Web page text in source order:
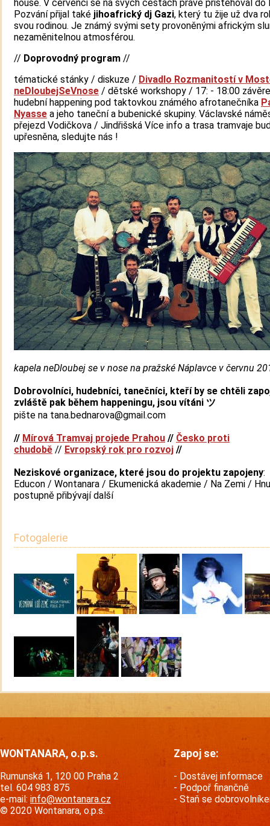
house. V červenci se na svých cestách právě přistěhoval do
Pozvání přijal také jihoafrický dj Gazi, který tu žije už dva
svou rodinou. Je známý svými sety provoněnými africkým
nezaměnitelnou atmosférou.
// Doprovodný program //
tématické stánky / diskuze / Divadlo Rozmanitostí v
neDloubejSeVnose / dětské workshopy / 17: - 18:00
hudební happening pod taktovkou známého afrotanečníka
Nyasse a jeho taneční a bubenické skupiny. Václavské
přejezd Vodičkova / Jindřišská Více info a trasa tramvaje
upřesněna, sledujte nás !
kapela neDloubej se v nose na pražské Náplavce v červnu
Dobrovolníci, hudebníci, tanečníci, kteří by se chtěli
zvláště pak během happeningu, jsou vítáni ツ
pište na tana.bednarova@gmail.com
// Mírová Tramvaj projede Prahou // Česko proti
chudobě // Evropský rok pro rozvoj //
Neziskové organizace, které jsou do projektu zapojeny:
Educon / Wontanara / Ekumenická akademie / Na Zemi /
postupně přibývají další
Fotogalerie
WONTANARA, o.p.s.
Rumunská 1, 120 00 Praha 2
tel. 604 983 875
e-mail: info@wontanara.cz
© 2020 Wontanara, o.p.s.
Zapoj se:
Dostávej informace
Podpoř finančně
Staň se